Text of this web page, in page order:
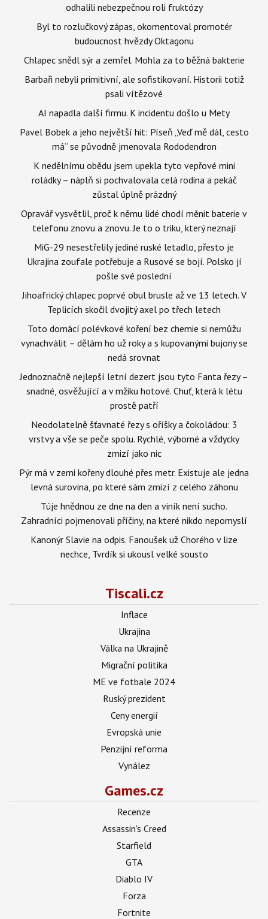
odhalili nebezpečnou roli fruktózy
Byl to rozlučkový zápas, okomentoval promotér
budoucnost hvězdy Oktagonu
Chlapec snědl sýr a zemřel. Mohla za to běžná bakterie
Barbaři nebyli primitivní, ale sofistikovaní. Historii totiž
psali vítězové
AI napadla další firmu. K incidentu došlo u Mety
Pavel Bobek a jeho největší hit: Píseň „Veď mě dál, cesto
má“ se původně jmenovala Rododendron
K nedělnímu obědu jsem upekla tyto vepřové mini
roládky – náplň si pochvalovala celá rodina a pekáč
zůstal úplně prázdný
Opravář vysvětlil, proč k němu lidé chodí měnit baterie v
telefonu znovu a znovu. Je to o triku, který neznají
MiG-29 nesestřelily jediné ruské letadlo, přesto je
Ukrajina zoufale potřebuje a Rusové se bojí. Polsko jí
pošle své poslední
Jihoafrický chlapec poprvé obul brusle až ve 13 letech. V
Teplicích skočil dvojitý axel po třech letech
Toto domácí polévkové koření bez chemie si nemůžu
vynachválit – dělám ho už roky a s kupovanými bujony se
nedá srovnat
Jednoznačně nejlepší letní dezert jsou tyto Fanta řezy –
snadné, osvěžující a v mžiku hotové. Chuť, která k létu
prostě patří
Neodolatelně šťavnaté řezy s oříšky a čokoládou: 3
vrstvy a vše se peče spolu. Rychlé, výborné a vždycky
zmizí jako nic
Pýr má v zemi kořeny dlouhé přes metr. Existuje ale jedna
levná surovina, po které sám zmizí z celého záhonu
Túje hnědnou ze dne na den a viník není sucho.
Zahradníci pojmenovali příčiny, na které nikdo nepomyslí
Kanonýr Slavie na odpis. Fanoušek už Chorého v lize
nechce, Tvrdík si ukousl velké sousto
Tiscali.cz
Inflace
Ukrajina
Válka na Ukrajině
Migrační politika
ME ve fotbale 2024
Ruský prezident
Ceny energií
Evropská unie
Penzijní reforma
Vynález
Games.cz
Recenze
Assassin's Creed
Starfield
GTA
Diablo IV
Forza
Fortnite